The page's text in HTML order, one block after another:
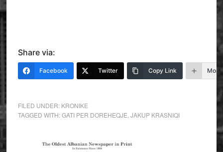
Share via:
Facebook Twitter Copy Link More
FILED UNDER: KRONIKE
TAGGED WITH:GATI PER DOREHEQJE JAKUP KRASNIQI